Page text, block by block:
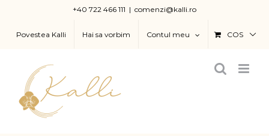
content
+40 722 466 111 | comenzi@kalli.ro
Povestea Kalli Hai sa vorbim Contul meu COS